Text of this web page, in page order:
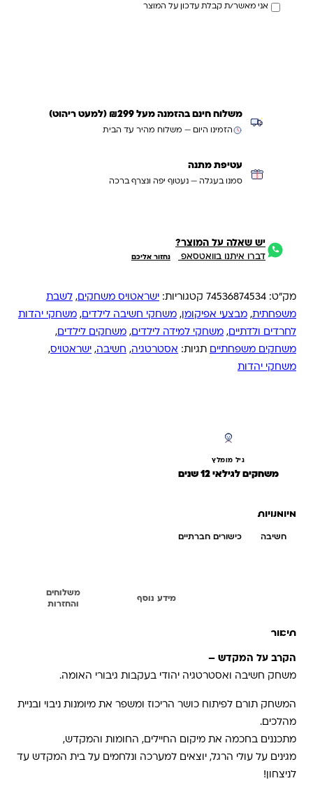
אני מאשר/ת קבלת עדכון על המוצר
משלוח חינם בהזמנה מעל ₪299 (למעט ריהוט)
הזמינו היום — משלוח מהיר עד הבית
עטיפת מתנה
סמנו בעגלה — נעטוף יפה ונצרף ברכה
יש שאלה על המוצר?
דברו איתנו בוואטסאפ נחזור אליכם
מק"ט: 74536874534 קטגוריות: ישראטויס משחקים, לשבת
משפחתית, מבצעי אפיקומן , משחקי חשיבה לילדים, משחקי יהדות
לחרדים ולדתיים, משחקי למידה לילדים, משחקים לילדים,
משחקים משפחתיים תגיות: אסטרטגיה, חשיבה, ישראטויס,
משחקי יהדות
גיל מומלץ
משחקים לגילאי 12 שנים
מיומנויות
חשיבה כישורים חברתיים
מידע נוסף
משלוחים
והחזרות
תיאור
הקרב על המקדש –
משחק חשיבה ואסטרטגיה יהודי בעקבות גיבורי האומה.
המשחק תורם לפיתוח כושר הריכוז ומשפר את מיומנות ניבוי ובניית
מהלכים.
מתכננים בחכמה את מיקום החיילים, החומות והמקדש,
מגינים על עולי הרגל, יוצאים למערכה ונלחמים על בית המקדש עד
לניצחון!